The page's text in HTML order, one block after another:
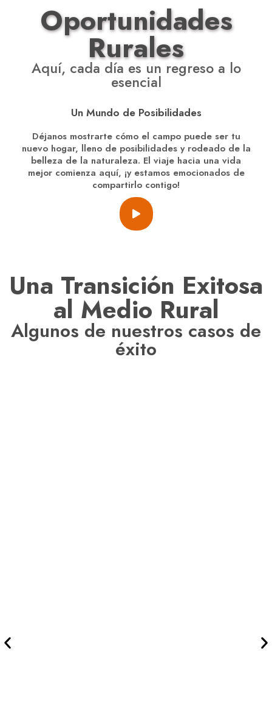
Oportunidades
Rurales
Aquí, cada día es un regreso a lo
esencial
Un Mundo de Posibilidades
Déjanos mostrarte cómo el campo puede ser tu
nuevo hogar, lleno de posibilidades y rodeado de la
belleza de la naturaleza. El viaje hacia una vida
mejor comienza aquí, ¡y estamos emocionados de
compartirlo contigo!
Una Transición Exitosa
al Medio Rural
Algunos de nuestros casos de
éxito